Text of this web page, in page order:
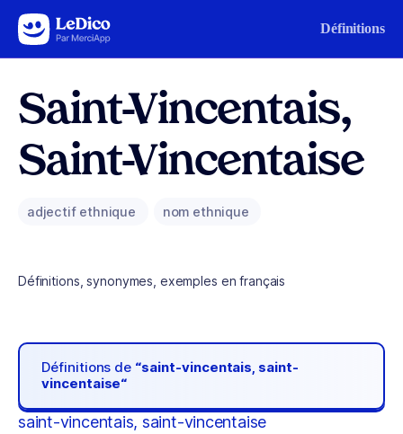
Aller au contenu Définitions
Saint-Vincentais,
Saint-Vincentaise
adjectif ethnique nom ethnique
Définitions, synonymes, exemples en français
Définitions de “saint-vincentais, saint-
vincentaise“
saint-vincentais, saint-vincentaise